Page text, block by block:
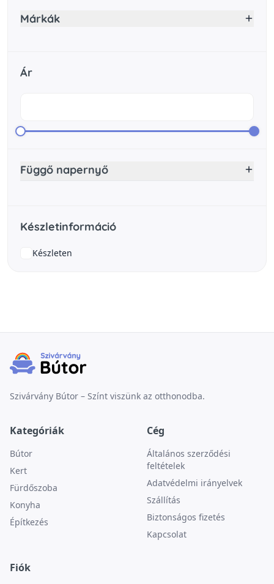
Márkák
Ár
Függő napernyő
Készletinformáció
Készleten
Szivárvány Bútor – Színt viszünk az otthonodba.
Kategóriák
Bútor
Kert
Fürdőszoba
Konyha
Építkezés
Cég
Általános szerződési
feltételek
Adatvédelmi irányelvek
Szállítás
Biztonságos fizetés
Kapcsolat
Fiók